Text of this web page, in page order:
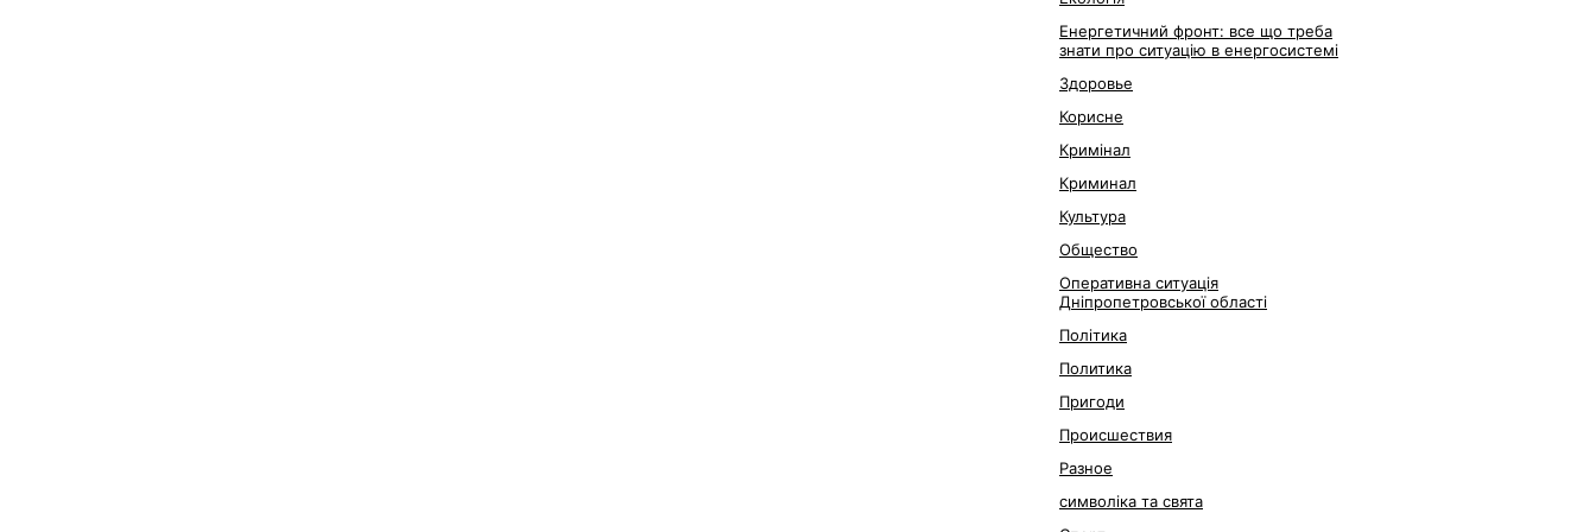
Енергетичний фронт: все що треба
знати про ситуацію в енергосистемі
Здоровье
Корисне
Кримінал
Криминал
Культура
Общество
Оперативна ситуація
Дніпропетровської області
Політика
Политика
Пригоди
Происшествия
Разное
символіка та свята